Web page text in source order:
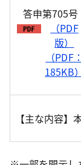
答申第705号
（PDF
版）
（PDF：
185KB）
【主な内容】